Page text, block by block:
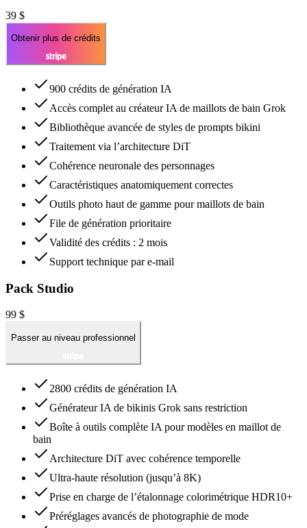
39 $
Obtenir plus de crédits
900 crédits de génération IA
Accès complet au créateur IA de maillots de bain Grok
Bibliothèque avancée de styles de prompts bikini
Traitement via l’architecture DiT
Cohérence neuronale des personnages
Caractéristiques anatomiquement correctes
Outils photo haut de gamme pour maillots de bain
File de génération prioritaire
Validité des crédits : 2 mois
Support technique par e-mail
Pack Studio
99 $
Passer au niveau professionnel
2800 crédits de génération IA
Générateur IA de bikinis Grok sans restriction
Boîte à outils complète IA pour modèles en maillot de
bain
Architecture DiT avec cohérence temporelle
Ultra-haute résolution (jusqu’à 8K)
Prise en charge de l’étalonnage colorimétrique HDR10+
Préréglages avancés de photographie de mode